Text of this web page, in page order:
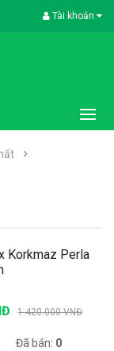
Tài khoản
Korkmaz Perla
1.420.000 VNĐ
Đã bán: 0